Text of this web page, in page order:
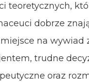
teoretycznych,
dobrze
na wywiad
trudne
oraz